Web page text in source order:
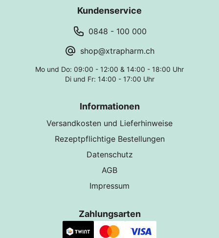
Kundenservice
0848 - 100 000
shop@xtrapharm.ch
Mo und Do: 09:00 - 12:00 & 14:00 - 18:00 Uhr
Di und Fr: 14:00 - 17:00 Uhr
Informationen
Versandkosten und Lieferhinweise
Rezeptpflichtige Bestellungen
Datenschutz
AGB
Impressum
Zahlungsarten